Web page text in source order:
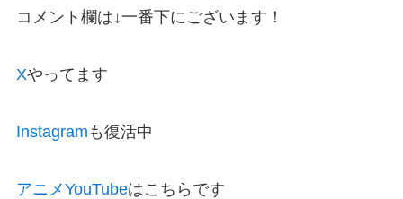
コメント欄は↓一番下にございます！
Xやってます
Instagram も復活中
アニメYouTubeはこちらです